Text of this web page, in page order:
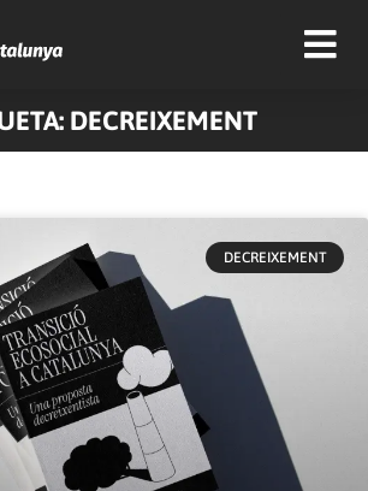
DECREIXEMENT
DECREIXEMENT